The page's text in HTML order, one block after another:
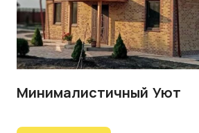
Минималистичный Уют